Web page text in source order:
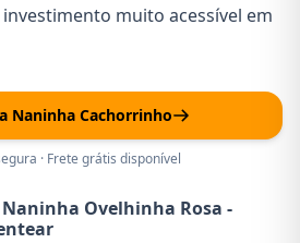
muito acessível em
Naninha Cachorrinho
· Frete grátis disponível
Ovelhinha Rosa -